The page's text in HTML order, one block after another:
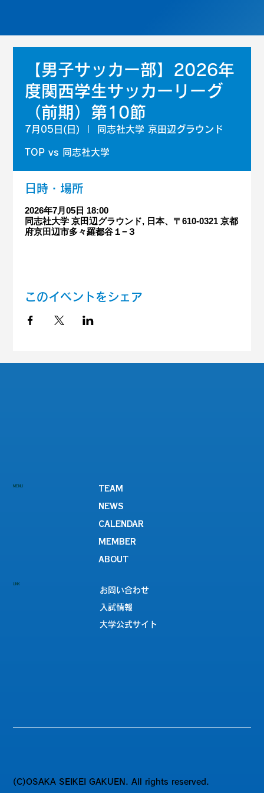
【男子サッカー部】2026年
度関西学生サッカーリーグ
（前期）第10節
7月05日(日) 同志社大学 京田辺グラウンド
TOP vs 同志社大学
日時・場所
2026年7月05日 18:00
同志社大学 京田辺グラウンド, 日本、〒610-0321 京都
府京田辺市多々羅都谷１−３
このイベントをシェア
MENU
TEAM
NEWS
CALENDAR
MEMBER
ABOUT
LINK
お問い合わせ
入試情報
大学公式サイト
(C)OSAKA SEIKEI GAKUEN. All rights reserved.